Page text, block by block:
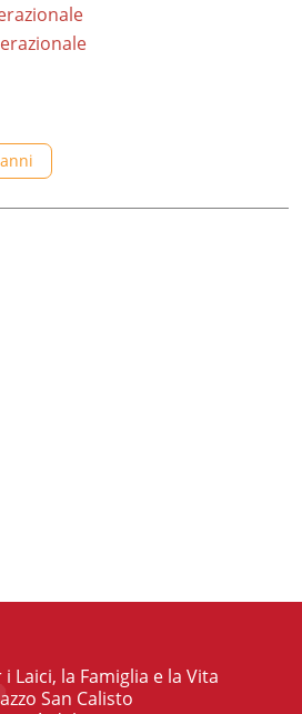
Laici, la Famiglia e la Vita
San Calisto